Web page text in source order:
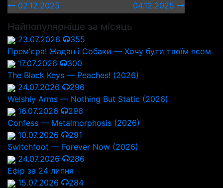
02.12.2025
04.12.2025
Найпопулярніше за місяць
23.07.2026
355
Прем'єра! Жадан і Собаки — Хочу бути твоїм псом
17.07.2026
300
The Black Keys — Peaches! (2026)
24.07.2026
296
Welshly Arms — Nothing But Static (2026)
16.07.2026
296
Confess — Metalmorphosis (2026)
10.07.2026
291
Switchfoot — Forever Now (2026)
24.07.2026
286
Ефір за 24 липня
15.07.2026
284